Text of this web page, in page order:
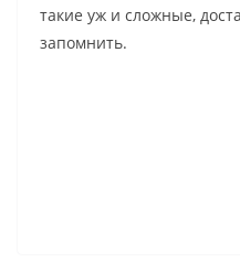
такие уж и сложные,
запомнить.